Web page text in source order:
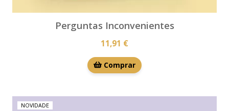
Perguntas Inconvenientes
11,91 €
Comprar
NOVIDADE